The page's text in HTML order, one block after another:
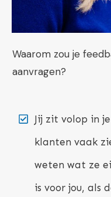
Waarom zou je
aanvragen?
Jij zit volop in
klanten vaak
weten wat ze
is voor jou, als